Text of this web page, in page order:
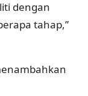
dengan
tahap,”